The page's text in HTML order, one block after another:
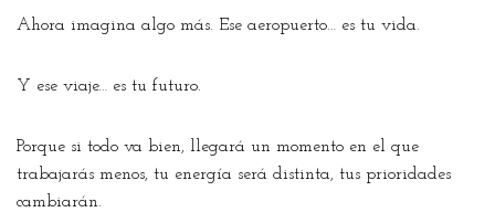
Ahora imagina algo más. Ese aeropuerto… es tu vida.
Y ese viaje… es tu futuro.
Porque si todo va bien, llegará un momento en el que
trabajarás menos, tu energía será distinta, tus prioridades
cambiarán.